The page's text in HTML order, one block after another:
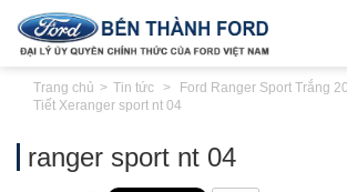
Trang chủ Tin tức
Ford Ranger Sport Trắng
Tiết Xeranger sport nt 04
ranger sport nt 04